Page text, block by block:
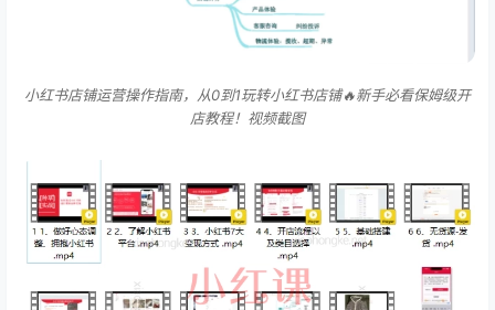
小红书店铺运营操作指南，从0到1玩转小红书店铺🔥新手必看保姆级开
店教程！​视频截图